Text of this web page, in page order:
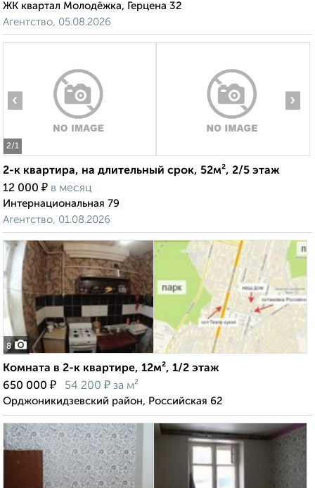
ЖК квартал Молодёжка, Герцена 32
Агентство, 05.08.2026
2/1
‹ ›
2-к квартира, на длительный срок, 52м², 2/5 этаж
12 000 ₽ в месяц
Интернациональная 79
Агентство, 01.08.2026
8
Комната в 2-к квартире, 12м², 1/2 этаж
650 000 ₽ 54 200 ₽ за м²
Орджоникидзевский район, Российская 62